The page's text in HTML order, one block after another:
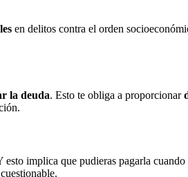
en delitos contra el orden
la deuda. Esto te obliga a proporcionar
esto implica que pudieras pagarla